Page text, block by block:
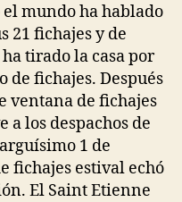
mundo ha hablado
21 fichajes y de
tirado la casa por
de fichajes. Después
ventana de fichajes
los despachos de
1 de
fichajes estival echó
El Saint Etienne